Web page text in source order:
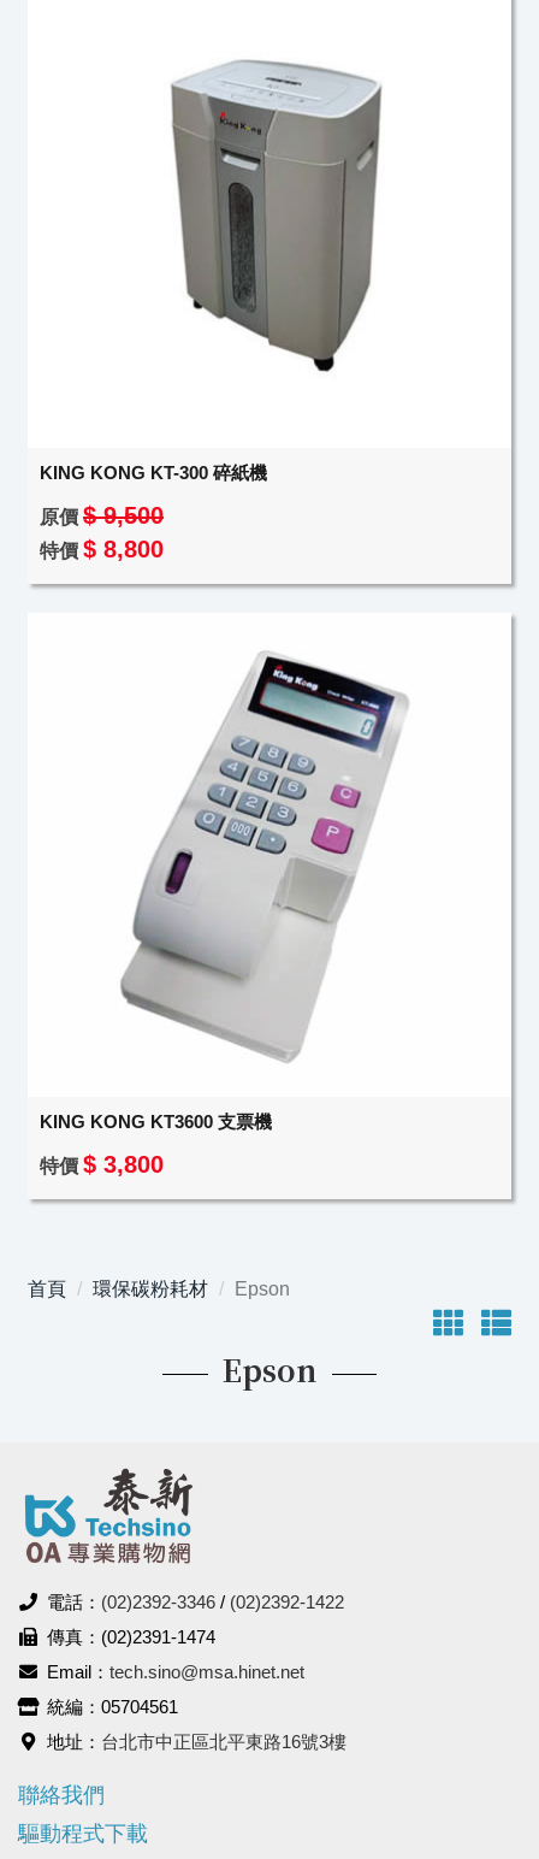
KING KONG KT-300 碎紙機
原價 $ 9,500
特價 $ 8,800
KING KONG KT3600 支票機
特價 $ 3,800
首頁 環保碳粉耗材 Epson
Epson
電話： (02)2392-3346 / (02)2392-1422
傳真：(02)2391-1474
Email： tech.sino@msa.hinet.net
統編：05704561
地址： 台北市中正區北平東路16號3樓
聯絡我們
驅動程式下載